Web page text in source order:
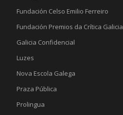
Fundación Celso Emilio Ferreiro
Fundación Premios da Crítica Galicia
Galicia Confidencial
Luzes
Nova Escola Galega
Praza Pública
Prolingua